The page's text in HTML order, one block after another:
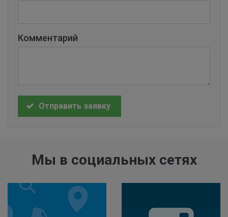
Комментарий
Отправить заявку
Мы в социальных сетях